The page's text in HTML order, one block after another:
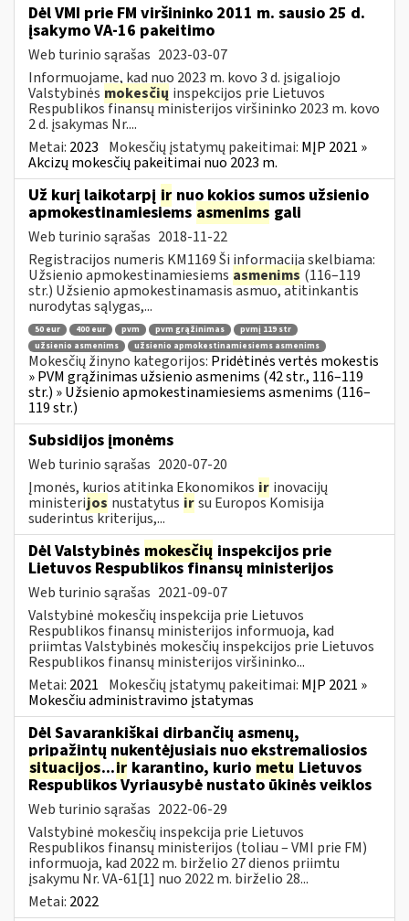
Dėl VMI prie FM viršininko 2011 m. sausio 25 d.
įsakymo VA-16 pakeitimo
Web turinio sąrašas 2023-03-07
Informuojame, kad nuo 2023 m. kovo 3 d. įsigaliojo
Valstybinės mokesčių inspekcijos prie Lietuvos
Respublikos finansų ministerijos viršininko 2023 m. kovo
2 d. įsakymas Nr....
Metai: 2023 Mokesčių įstatymų pakeitimai: MĮP 2021 »
Akcizų mokesčių pakeitimai nuo 2023 m.
Už kurį laikotarpį ir nuo kokios sumos užsienio
apmokestinamiesiems asmenims gali
Web turinio sąrašas 2018-11-22
Registracijos numeris KM1169 Ši informacija skelbiama:
Užsienio apmokestinamiesiems asmenims (116–119
str.) Užsienio apmokestinamasis asmuo, atitinkantis
nurodytas sąlygas,...
50 eur 400 eur pvm pvm grąžinimas
pvmį 119 str
užsienio asmenims
užsienio apmokestinamiesiems asmenims
Mokesčių žinyno kategorijos: Pridėtinės vertės mokestis
» PVM grąžinimas užsienio asmenims (42 str., 116–119
str.) » Užsienio apmokestinamiesiems asmenims (116–
119 str.)
Subsidijos įmonėms
Web turinio sąrašas 2020-07-20
Įmonės, kurios atitinka Ekonomikos ir inovacijų
ministerijos nustatytus irsu Europos Komisija
suderintus kriterijus,...
Dėl Valstybinės mokesčių inspekcijos prie
Lietuvos Respublikos finansų ministerijos
Web turinio sąrašas 2021-09-07
Valstybinė mokesčių inspekcija prie Lietuvos
Respublikos finansų ministerijos informuoja, kad
priimtas Valstybinės mokesčių inspekcijos prie Lietuvos
Respublikos finansų ministerijos viršininko...
Metai: 2021 Mokesčių įstatymų pakeitimai: MĮP 2021 »
Mokesčiu administravimo įstatymas
Dėl Savarankiškai dirbančių asmenų,
pripažintų nukentėjusiais nuo ekstremaliosios
situacijos...ir karantino, kurio metu Lietuvos
Respublikos Vyriausybė nustato ūkinės veiklos
Web turinio sąrašas 2022-06-29
Valstybinė mokesčių inspekcija prie Lietuvos
Respublikos finansų ministerijos (toliau – VMI prie FM)
informuoja, kad 2022 m. birželio 27 dienos priimtu
įsakymu Nr. VA-61[1] nuo 2022 m. birželio 28...
Metai: 2022